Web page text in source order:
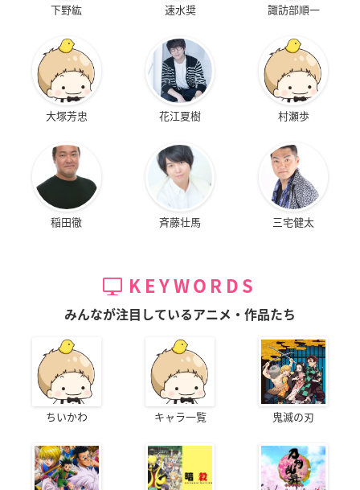
下野紘 速水奨 諏訪部順一
大塚芳忠 花江夏樹 村瀬歩
稲田徹 斉藤壮馬 三宅健太
KEYWORDS
みんなが注目しているアニメ・作品たち
ちいかわ キャラ一覧 鬼滅の刃